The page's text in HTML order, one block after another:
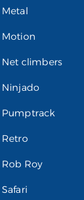
Metal
Motion
Net climbers
Ninjado
Pumptrack
Retro
Rob Roy
Safari